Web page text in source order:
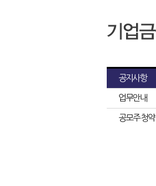
공지사항
업무안내
공모주 청약